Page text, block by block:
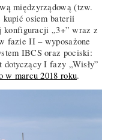
międzyrządową (tzw.
kupić osiem baterii
„3+” wraz z
fazie II – wyposażone
IBCS oraz pociski:
I fazy „Wisły”
w marcu 2018 roku.